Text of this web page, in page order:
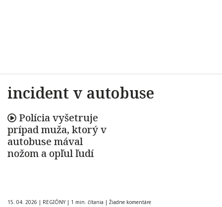
incident v autobuse
Polícia vyšetruje
prípad muža, ktorý v
autobuse mával
nožom a opľul ľudí
15. 04. 2026 | REGIÓNY | 1 min. čítania | Žiadne komentáre